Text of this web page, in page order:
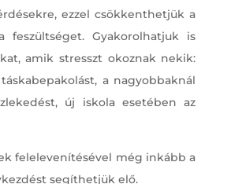
ezzel csökkenthetjük a
feszültséget. Gyakorolhatjuk is
amik stresszt okoznak nekik:
a nagyobbaknál
új iskola esetében az
felelevenítésével még inkább a
segíthetjük elő.